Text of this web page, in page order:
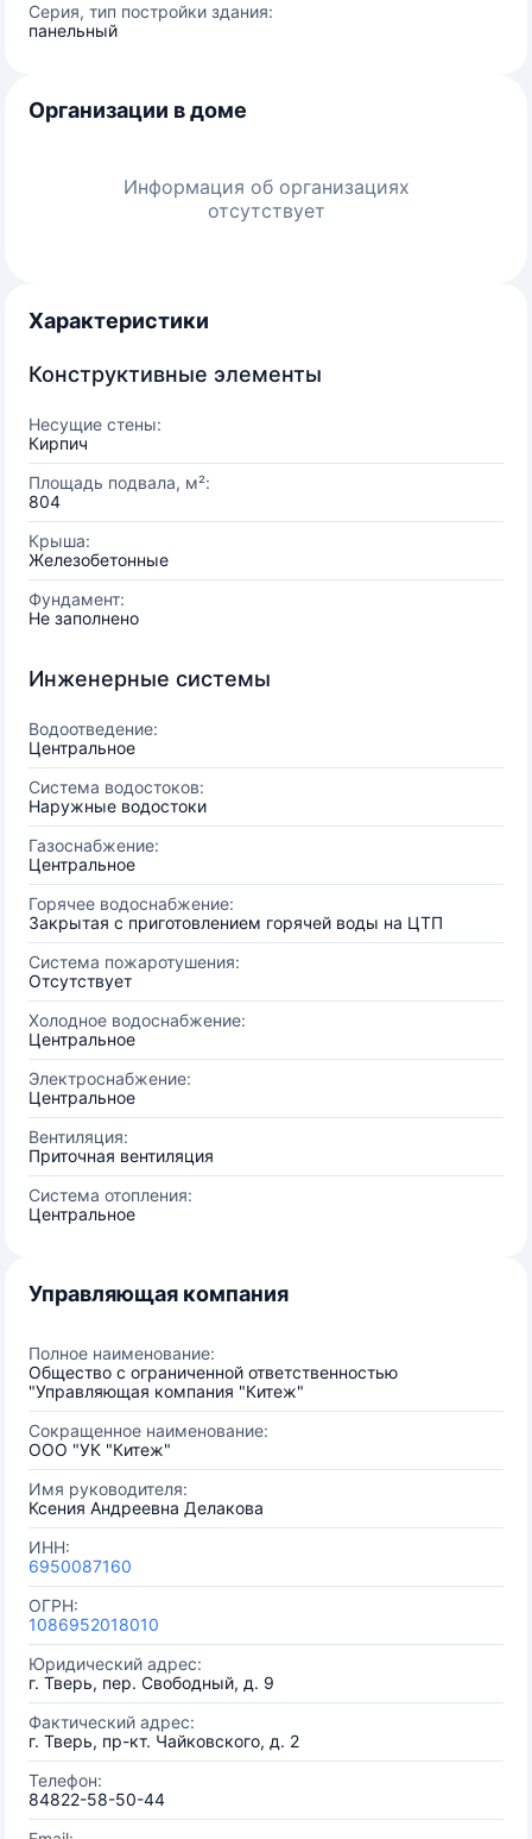
Серия, тип постройки здания:
панельный
Организации в доме
Информация об организациях
отсутствует
Характеристики
Конструктивные элементы
Несущие стены:
Кирпич
Площадь подвала, м²:
804
Крыша:
Железобетонные
Фундамент:
Не заполнено
Инженерные системы
Водоотведение:
Центральное
Система водостоков:
Наружные водостоки
Газоснабжение:
Центральное
Горячее водоснабжение:
Закрытая с приготовлением горячей воды на ЦТП
Система пожаротушения:
Отсутствует
Холодное водоснабжение:
Центральное
Электроснабжение:
Центральное
Вентиляция:
Приточная вентиляция
Система отопления:
Центральное
Управляющая компания
Полное наименование:
Общество с ограниченной ответственностью
"Управляющая компания "Китеж"
Сокращенное наименование:
ООО "УК "Китеж"
Имя руководителя:
Ксения Андреевна Делакова
ИНН:
6950087160
ОГРН:
1086952018010
Юридический адрес:
г. Тверь, пер. Свободный, д. 9
Фактический адрес:
г. Тверь, пр-кт. Чайковского, д. 2
Телефон:
84822-58-50-44